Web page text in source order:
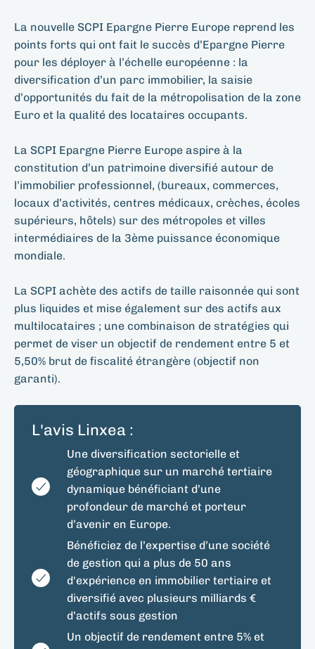
La nouvelle SCPI Epargne Pierre Europe reprend les
points forts qui ont fait le succès d’Epargne Pierre
pour les déployer à l’échelle européenne : la
diversification d’un parc immobilier, la saisie
d’opportunités du fait de la métropolisation de la zone
Euro et la qualité des locataires occupants.
La SCPI Epargne Pierre Europe aspire à la
constitution d’un patrimoine diversifié autour de
l’immobilier professionnel, (bureaux, commerces,
locaux d’activités, centres médicaux, crèches, écoles
supérieurs, hôtels) sur des métropoles et villes
intermédiaires de la 3ème puissance économique
mondiale.
La SCPI achète des actifs de taille raisonnée qui sont
plus liquides et mise également sur des actifs aux
multilocataires ; une combinaison de stratégies qui
permet de viser un objectif de rendement entre 5 et
5,50% brut de fiscalité étrangère (objectif non
garanti).
L'avis Linxea :
Une diversification sectorielle et
géographique sur un marché tertiaire
dynamique bénéficiant d’une
profondeur de marché et porteur
d’avenir en Europe.
Bénéficiez de l’expertise d’une société
de gestion qui a plus de 50 ans
d'expérience en immobilier tertiaire et
diversifié avec plusieurs milliards €
d’actifs sous gestion
Un objectif de rendement entre 5% et